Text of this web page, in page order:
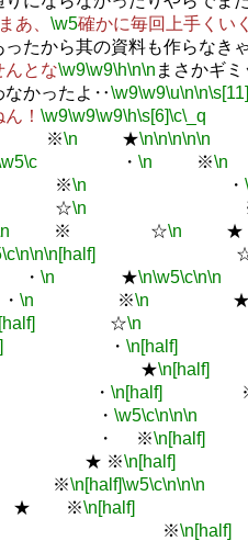
まあ、 \w5確かに毎回上手くい
ったから其の資料も作らなき
んとな\w9\w9\h\n\n まさかギ
なかったよ‥\w9\w9\u\n\n\s[11]
！ \w9\w9\w9\h\s[6]\c\_q
\n ★\n\n\n\n\n
\c・ \n ※\n
\n ・
\n
※ ☆\n
\c\n\n\n[half]
\n ★\n\w5\c\n\n
\n ※\n ★
☆\n
・ \n[half]
\n[half]
\n[half] ※
\w5\c\n\n\n
※\n[half]
※\n[half]
\n[half]\w5\c\n\n\n
※\n[half]
\n[half]